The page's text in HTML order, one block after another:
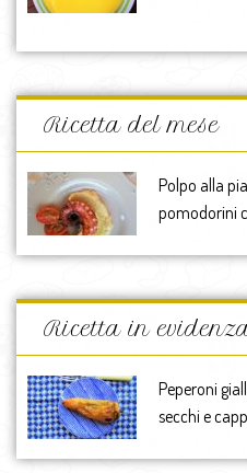
Ricetta del mese
Polpo alla
pomodorini
Ricetta in
Peperoni
secchi e